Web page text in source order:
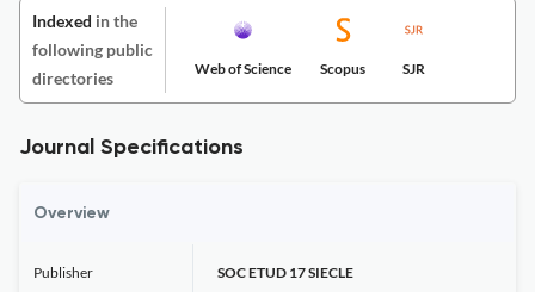
Indexed in the
following public
directories
Web of Science Scopus SJR
Journal Specifications
Overview
Publisher SOC ETUD 17 SIECLE